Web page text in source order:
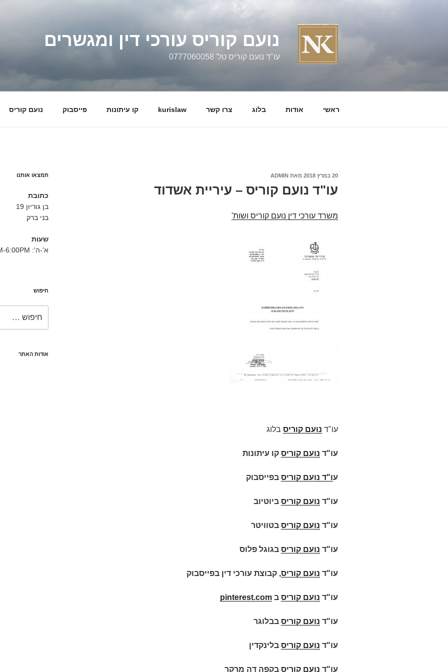
נועם קוריס עורכי דין ומגשרים
עו"ד נועם קוריס טל' 0777060058
ראשי אודות בלוג צרו קשר kurislaw קו עיתונות פייסבוק נועם קוריס
פורסם
20 במרץ 2018 מאת ADMIN
עו"ד נועם קוריס – עיריית אשדוד
משרד עורכי דין נועם קוריס ושות'
עו"ד נועם קוריס בלוג
עו"ד נועם קוריס קו עיתונות
עו"ד נועם קוריס בפייסבוק
עו"ד נועם קוריס ביוטיוב
עו"ד נועם קוריס בטוויטר
עו"ד נועם קוריס בגוגל פלוס
עו"ד נועם קוריס, קבוצת עורכי דין בפייסבוק
עו"ד נועם קוריס ב pinterest.com
עו"ד נועם קוריס בבלוגר
עו"ד נועם קוריס בלינקדין
עו"ד נועם קוריס בקפה דה מרקר
תמצאו אותנו
כתובת
בן גוריון 19
בני ברק
שעות
א'-ה': 8:30AM-6:00PM
חיפוש
אודות האתר